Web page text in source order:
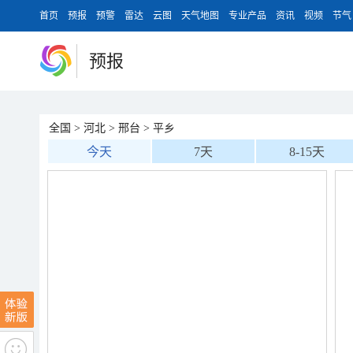
首页 预报 预警 雷达 云图 天气地图 专业产品 资讯 视频 节气
预报
全国 > 河北 > 邢台 > 平乡
今天 7天 8-15天